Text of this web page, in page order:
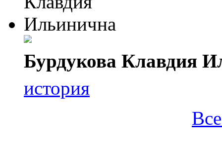
Бурдукова Клавдия
история